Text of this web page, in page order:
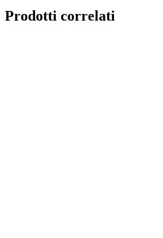
Prodotti correlati